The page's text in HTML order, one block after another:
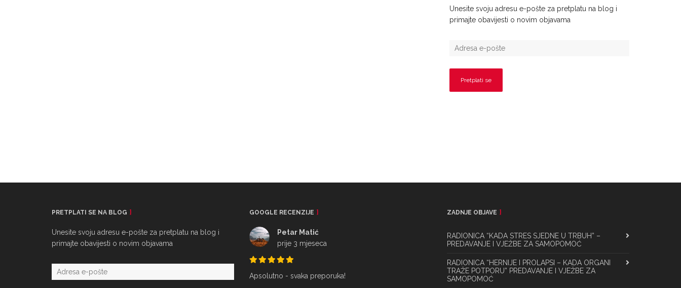
Unesite svoju adresu e-pošte za pretplatu na blog i
primajte obavijesti o novim objavama
PRETPLATI SE NA BLOG
Unesite svoju adresu e-pošte za pretplatu na blog i
primajte obavijesti o novim objavama
GOOGLE RECENZIJE
Petar Matić
prije 3 mjeseca
Apsolutno - svaka preporuka!
ZADNJE OBJAVE
RADIONICA “KADA STRES SJEDNE U TRBUH” –
PREDAVANJE I VJEŽBE ZA SAMOPOMOĆ
RADIONICA “HERNIJE I PROLAPSI – KADA ORGANI
TRAŽE POTPORU” PREDAVANJE I VJEŽBE ZA
SAMOPOMOĆ